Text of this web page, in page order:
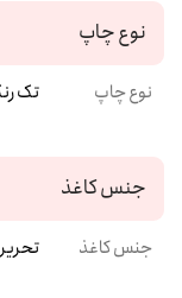
نوع چاپ
نوع چاپ تک
جنس کاغذ
جنس کاغذ تحریر